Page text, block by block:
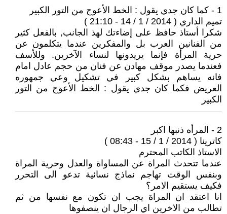
1 - كما كان جدي يقول : الخط الأعوج من التور الكبير
تميم الداري ( 2014 / 1 / 14 - 21:10 )
شكرا أستاذ حافظ على إضاءتك لهذ الجانب, بالفعل كثير
من الفنانين العرب بل والمفكرين عندما يتكلمون عن
حرية المرأة فإنما يريدونها لنساء الآخرين. وللأسف
فعندما يصدر موقف مهادن عن فنان من حجم عادل امام
فانه يساهم بشكل كبير في تشكيل وعي جمهوره
العريض فكما كان جدي يقول : الخط الأعوج من التور
الكبير
2 - المرأه ذنبها اكبر
كاترينا ( 2014 / 1 / 15 - 08:43 )
الاستاذ الكاتب المحترم
عندما تتحدث المراة عن المساواة والعدل وحرية المراة
وبنفس الوقت تهاجم نماذج نسائية تدعو الى التحرر
فكيف يستقيم الامر؟
انا اعتقد ان المراة يجب ان تكون مع نفسها من ثم
تطالب من الاخرين اي الرجال ان ينصفوها